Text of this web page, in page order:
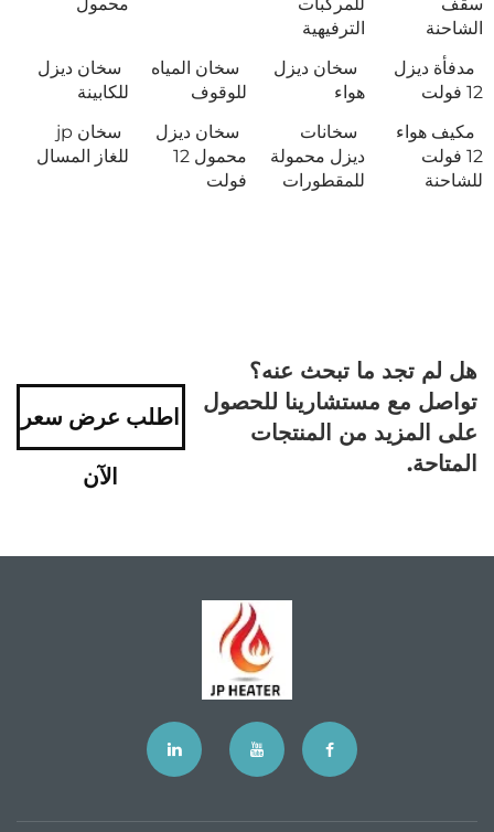
الشاحنة
الترفيهية
مدفأة ديزل
12 فولت
سخان ديزل
هواء
سخان المياه
للوقوف
سخان ديزل
للكابينة
مكيف هواء
12 فولت
للشاحنة
سخانات
ديزل محمولة
للمقطورات
سخان ديزل
محمول 12
فولت
سخان jp
للغاز المسال
هل لم تجد ما تبحث عنه؟
تواصل مع مستشارينا للحصول
على المزيد من المنتجات
المتاحة.
اطلب عرض سعر
الآن